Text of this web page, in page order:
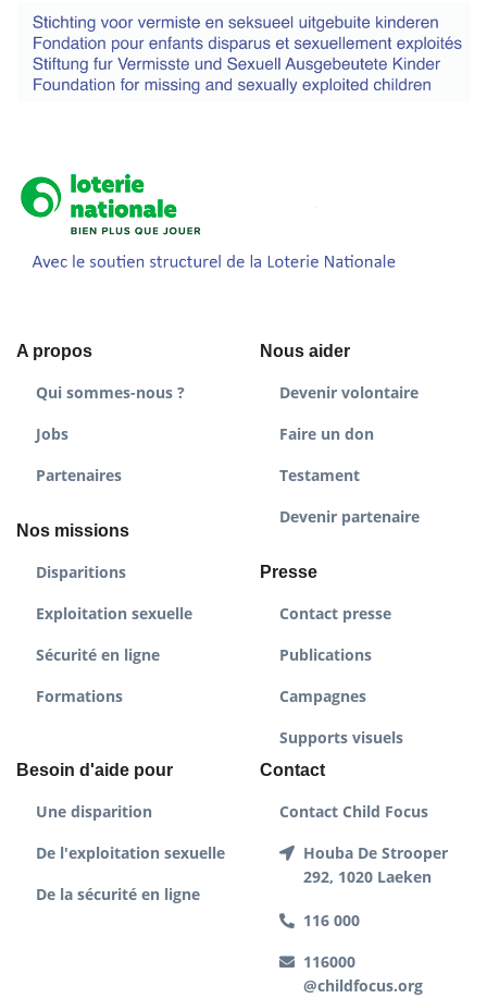
A propos
Qui sommes-nous ?
Jobs
Partenaires
Nos missions
Disparitions
Exploitation sexuelle
Sécurité en ligne
Formations
Nous aider
Devenir volontaire
Faire un don
Testament
Devenir partenaire
Presse
Contact presse
Publications
Campagnes
Supports visuels
Besoin d'aide pour
Une disparition
De l'exploitation sexuelle
De la sécurité en ligne
Contact
Contact Child Focus
Houba De Strooper
292, 1020 Laeken
116 000
116000
@childfocus.org